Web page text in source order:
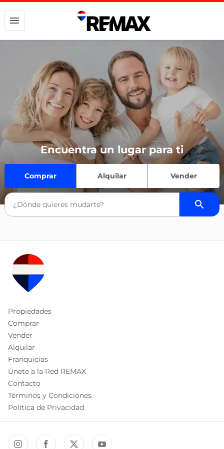
Encuentra un lugar para ti
Comprar Alquilar Vender
Propiedades
Comprar
Vender
Alquilar
Franquicias
Únete a la Red REMAX
Contacto
Términos y Condiciones
Política de Privacidad